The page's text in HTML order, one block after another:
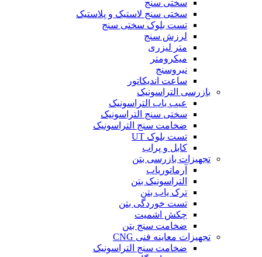
سختی سنج
سختی سنج لاستیک و پلاستیک
تست بلوک سختی سنج
لرزش سنج
متر لیزری
میکرومتر
نیروسنج
ساعت اندیکاتور
بازرسی التراسونیک
عیب یاب التراسونیک
سختی سنج التراسونیک
ضخامت سنج التراسونیک
تست بلوک UT
کابل و پراب
تجهیزات بازرسی بتن
آرماتوریاب
التراسونیک بتن
ترک یاب بتن
تست خوردگی بتن
چکش اشمیت
ضخامت سنج بتن
تجهیزات معاینه فنی CNG
ضخامت سنج التراسونیک